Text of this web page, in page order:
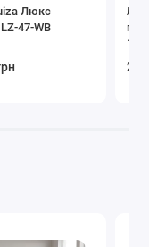
Люкс
47-WB
24